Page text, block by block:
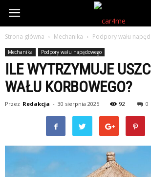
Strona główna Mechanika Podpory wału
Mechanika Podpory wału napędowego
ILE WYTRZYMUJE
WAŁU KORBOWEGO?
Przez Redakcja - 30 sierpnia 2025 92 0